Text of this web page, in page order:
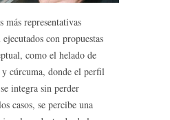
más representativas
con propuestas
como el helado de
cúrcuma, donde el perfil
integra sin perder
casos, se percibe una